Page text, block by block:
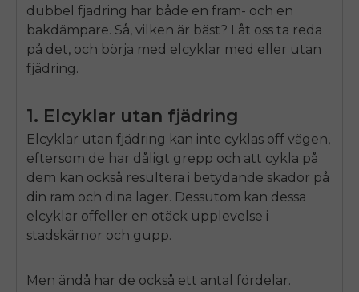
dubbel fjädring har både en fram- och en
bakdämpare. Så, vilken är bäst? Låt oss ta reda
på det, och börja med elcyklar med eller utan
fjädring.
1. Elcyklar utan fjädring
Elcyklar utan fjädring kan inte cyklas off vägen,
eftersom de har dåligt grepp och att cykla på
dem kan också resultera i betydande skador på
din ram och dina lager. Dessutom kan dessa
elcyklar offeller en otäck upplevelse i
stadskärnor och gupp.
Men ändå har de också ett antal fördelar.